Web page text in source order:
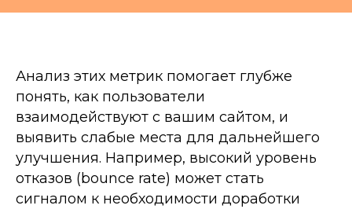
Анализ этих метрик помогает глубже
понять, как пользователи
взаимодействуют с вашим сайтом, и
выявить слабые места для дальнейшего
улучшения. Например, высокий уровень
отказов (bounce rate) может стать
сигналом к необходимости доработки